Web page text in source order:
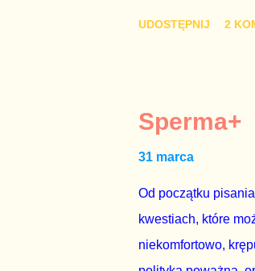
tego referendum
zapadnie decyzja,
człowieka i
procedurze zmiany
UDOSTĘPNIJ 2
Sperma+
31 marca
Od początku
kwestiach, które
niekomfortowo,